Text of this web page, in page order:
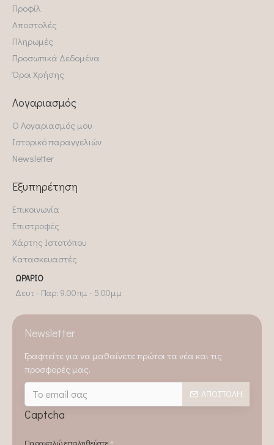
Προφίλ
Αποστολές
Πληρωμές
Προσωπικά Δεδομένα
Όροι Χρήσης
Λογαριασμός
Ο Λογαριασμός μου
Ιστορικό παραγγελιών
Newsletter
Εξυπηρέτηση
Επικοινωνία
Επιστροφές
Χάρτης Ιστοτόπου
Κατασκευαστές
ΩΡΆΡΙΟ
Δευτ - Παρ: 9.00πμ - 5.00μμ
Newsletter
Γραφτείτε για να μαθαίνετε πρώτοι τα νέα και τις
προσφορές μας.
ΑΠΟΣΤΟΛΉ
Captcha
Παρακαλώ επαληθεύστε